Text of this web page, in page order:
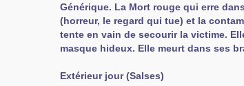
Générique. La Mort rouge qui erre
(horreur, le regard qui tue) et la
tente en vain de secourir la victime.
masque hideux. Elle meurt dans ses
Extérieur jour (Salses)